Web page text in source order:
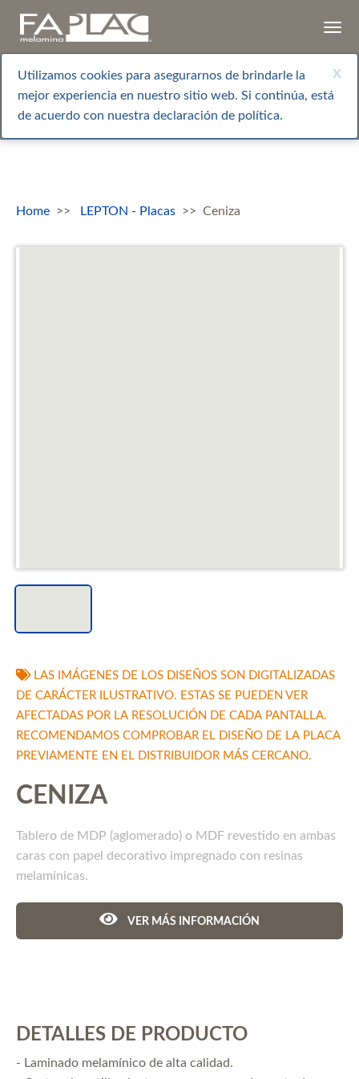
x
Utilizamos cookies para asegurarnos de brindarle la
mejor experiencia en nuestro sitio web. Si continúa, está
de acuerdo con nuestra declaración de política.
Home LEPTON - Placas Ceniza
LAS IMÁGENES DE LOS DISEÑOS SON DIGITALIZADAS
DE CARÁCTER ILUSTRATIVO. ESTAS SE PUEDEN VER
AFECTADAS POR LA RESOLUCIÓN DE CADA PANTALLA.
RECOMENDAMOS COMPROBAR EL DISEÑO DE LA PLACA
PREVIAMENTE EN EL DISTRIBUIDOR MÁS CERCANO.
CENIZA
Tablero de MDP (aglomerado) o MDF revestido en ambas
caras con papel decorativo impregnado con resinas
melamínicas.
VER MÁS INFORMACIÓN
DETALLES DE PRODUCTO
- Laminado melamínico de alta calidad.